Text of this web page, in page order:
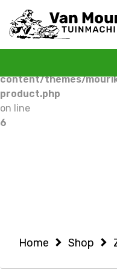
Warning
: Undefined variable
/home/allermedia/
content/themes/
product.php
on line
6
Home Shop